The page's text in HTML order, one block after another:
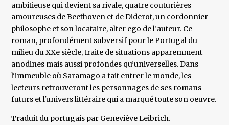
ambitieuse qui devient sa rivale, quatre couturières
amoureuses de Beethoven et de Diderot, un cordonnier
philosophe et son locataire, alter ego de l’auteur. Ce
roman, profondément subversif pour le Portugal du
milieu du XXe siècle, traite de situations apparemment
anodines mais aussi profondes qu’universelles. Dans
l'immeuble où Saramago a fait entrer le monde, les
lecteurs retrouveront les personnages de ses romans
futurs et l'univers littéraire qui a marqué toute son oeuvre.
Traduit du portugais par Geneviève Leibrich.